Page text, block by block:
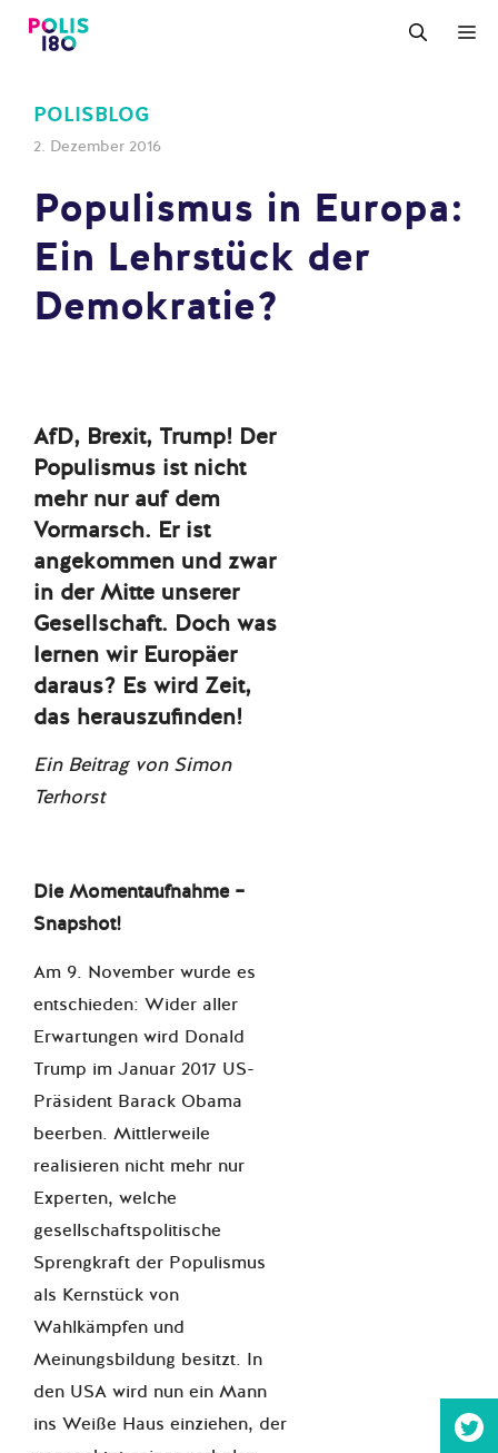
Zum
Inhalt
POLISBLOG
2. Dezember 2016
Populismus in Europa:
Ein Lehrstück der
Demokratie?
AfD, Brexit, Trump! Der
Populismus ist nicht
mehr nur auf dem
Vormarsch. Er ist
angekommen und zwar
in der Mitte unserer
Gesellschaft. Doch was
lernen wir Europäer
daraus? Es wird Zeit,
das herauszufinden!
Ein Beitrag von Simon
Terhorst
Die Momentaufnahme –
Snapshot!
Am 9. November wurde es
entschieden: Wider aller
Erwartungen wird Donald
Trump im Januar 2017 US-
Präsident Barack Obama
beerben. Mittlerweile
realisieren nicht mehr nur
Experten, welche
gesellschaftspolitische
Sprengkraft der Populismus
als Kernstück von
Wahlkämpfen und
Meinungsbildung besitzt. In
den USA wird nun ein Mann
ins Weiße Haus einziehen, der